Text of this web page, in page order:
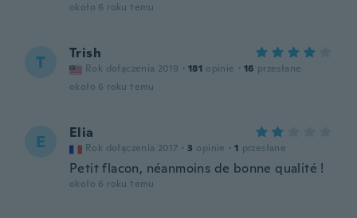
około 6 roku temu
T Trish
Rok dołączenia 2019 · 181 opinie · 16 przesłane
około 6 roku temu
E Elia
Rok dołączenia 2017 · 3 opinie · 1 przesłane
Petit flacon, néanmoins de bonne qualité !
około 6 roku temu